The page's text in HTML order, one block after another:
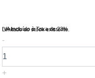
IVA Incluído à Taxa de 23%
Limitado ao stock existente.
-Quantidade
de
AB-
60
+